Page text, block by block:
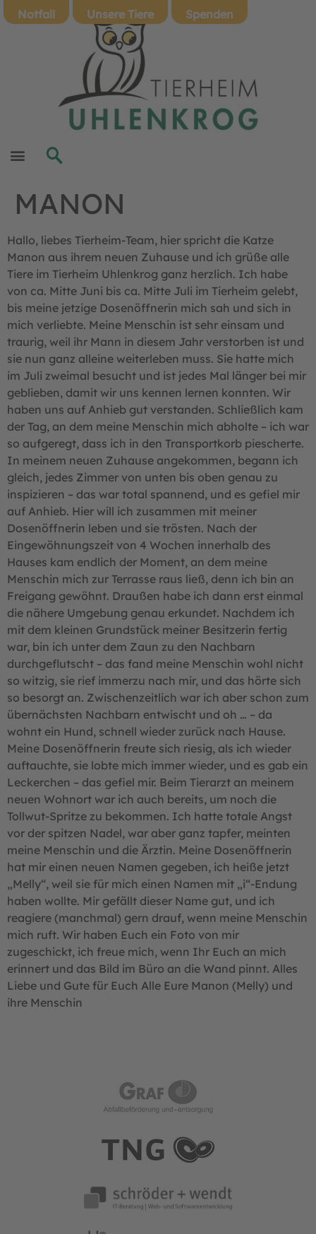
Notfall Unsere Tiere Spenden
MANON
Hallo, liebes Tierheim-Team, hier spricht die Katze
Manon aus ihrem neuen Zuhause und ich grüße alle
Tiere im Tierheim Uhlenkrog ganz herzlich. Ich habe
von ca. Mitte Juni bis ca. Mitte Juli im Tierheim gelebt,
bis meine jetzige Dosenöffnerin mich sah und sich in
mich verliebte. Meine Menschin ist sehr einsam und
traurig, weil ihr Mann in diesem Jahr verstorben ist und
sie nun ganz alleine weiterleben muss. Sie hatte mich
im Juli zweimal besucht und ist jedes Mal länger bei mir
geblieben, damit wir uns kennen lernen konnten. Wir
haben uns auf Anhieb gut verstanden. Schließlich kam
der Tag, an dem meine Menschin mich abholte – ich war
so aufgeregt, dass ich in den Transportkorb piescherte.
In meinem neuen Zuhause angekommen, begann ich
gleich, jedes Zimmer von unten bis oben genau zu
inspizieren – das war total spannend, und es gefiel mir
auf Anhieb. Hier will ich zusammen mit meiner
Dosenöffnerin leben und sie trösten. Nach der
Eingewöhnungszeit von 4 Wochen innerhalb des
Hauses kam endlich der Moment, an dem meine
Menschin mich zur Terrasse raus ließ, denn ich bin an
Freigang gewöhnt. Draußen habe ich dann erst einmal
die nähere Umgebung genau erkundet. Nachdem ich
mit dem kleinen Grundstück meiner Besitzerin fertig
war, bin ich unter dem Zaun zu den Nachbarn
durchgeflutscht – das fand meine Menschin wohl nicht
so witzig, sie rief immerzu nach mir, und das hörte sich
so besorgt an. Zwischenzeitlich war ich aber schon zum
übernächsten Nachbarn entwischt und oh … – da
wohnt ein Hund, schnell wieder zurück nach Hause.
Meine Dosenöffnerin freute sich riesig, als ich wieder
auftauchte, sie lobte mich immer wieder, und es gab ein
Leckerchen – das gefiel mir. Beim Tierarzt an meinem
neuen Wohnort war ich auch bereits, um noch die
Tollwut-Spritze zu bekommen. Ich hatte totale Angst
vor der spitzen Nadel, war aber ganz tapfer, meinten
meine Menschin und die Ärztin. Meine Dosenöffnerin
hat mir einen neuen Namen gegeben, ich heiße jetzt
„Melly“, weil sie für mich einen Namen mit „i“-Endung
haben wollte. Mir gefällt dieser Name gut, und ich
reagiere (manchmal) gern drauf, wenn meine Menschin
mich ruft. Wir haben Euch ein Foto von mir
zugeschickt, ich freue mich, wenn Ihr Euch an mich
erinnert und das Bild im Büro an die Wand pinnt. Alles
Liebe und Gute für Euch Alle Eure Manon (Melly) und
ihre Menschin